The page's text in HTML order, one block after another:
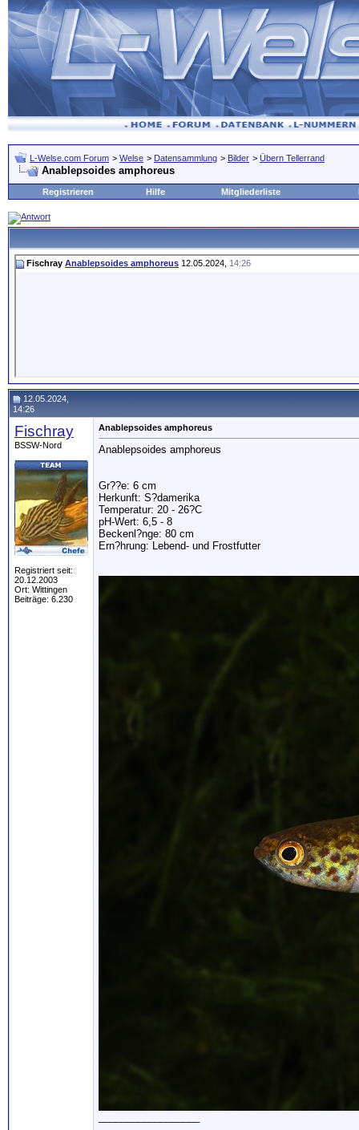
L-Welse.com Forum > Welse > Datensammlung > Bilder > Übern Tellerrand
Anablepsoides amphoreus
Registrieren Hilfe Mitgliederliste
Fischray Anablepsoides amphoreus 12.05.2024, 14:26
12.05.2024,
14:26
Fischray
BSSW-Nord
Registriert seit:
20.12.2003
Ort: Wittingen
Beiträge: 6.230
Anablepsoides amphoreus
Anablepsoides amphoreus
Gr??e: 6 cm
Herkunft: S?damerika
Temperatur: 20 - 26?C
pH-Wert: 6,5 - 8
Beckenl?nge: 80 cm
Ern?hrung: Lebend- und Frostfutter